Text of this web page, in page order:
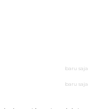
baru saja
baru saja